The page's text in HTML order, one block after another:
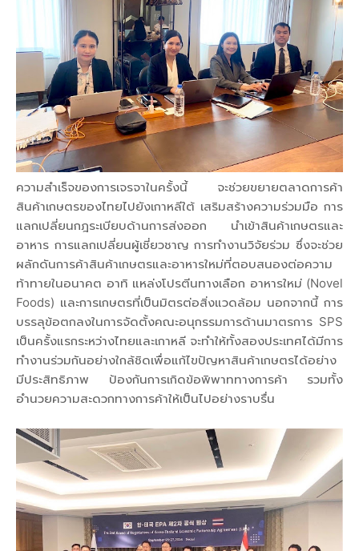
ความสำเร็จของการเจรจาในครั้งนี้ จะช่วยขยายตลาดการค้า
สินค้าเกษตรของไทยไปยังเกาหลีใต้ เสริมสร้างความร่วมมือ การ
แลกเปลี่ยนกฎระเบียบด้านการส่งออก นำเข้าสินค้าเกษตรและ
อาหาร การแลกเปลี่ยนผู้เชี่ยวชาญ การทำงานวิจัยร่วม ซึ่งจะช่วย
ผลักดันการค้าสินค้าเกษตรและอาหารใหม่ที่ตอบสนองต่อความ
ท้าทายในอนาคต อาทิ แหล่งโปรตีนทางเลือก อาหารใหม่ (Novel
Foods) และการเกษตรที่เป็นมิตรต่อสิ่งแวดล้อม นอกจากนี้ การ
บรรลุข้อตกลงในการจัดตั้งคณะอนุกรรมการด้านมาตรการ SPS
เป็นครั้งแรกระหว่างไทยและเกาหลี จะทำให้ทั้งสองประเทศได้มีการ
ทำงานร่วมกันอย่างใกล้ชิดเพื่อแก้ไขปัญหาสินค้าเกษตรได้อย่าง
มีประสิทธิภาพ ป้องกันการเกิดข้อพิพาททางการค้า รวมทั้ง
อำนวยความสะดวกทางการค้าให้เป็นไปอย่างราบรื่น